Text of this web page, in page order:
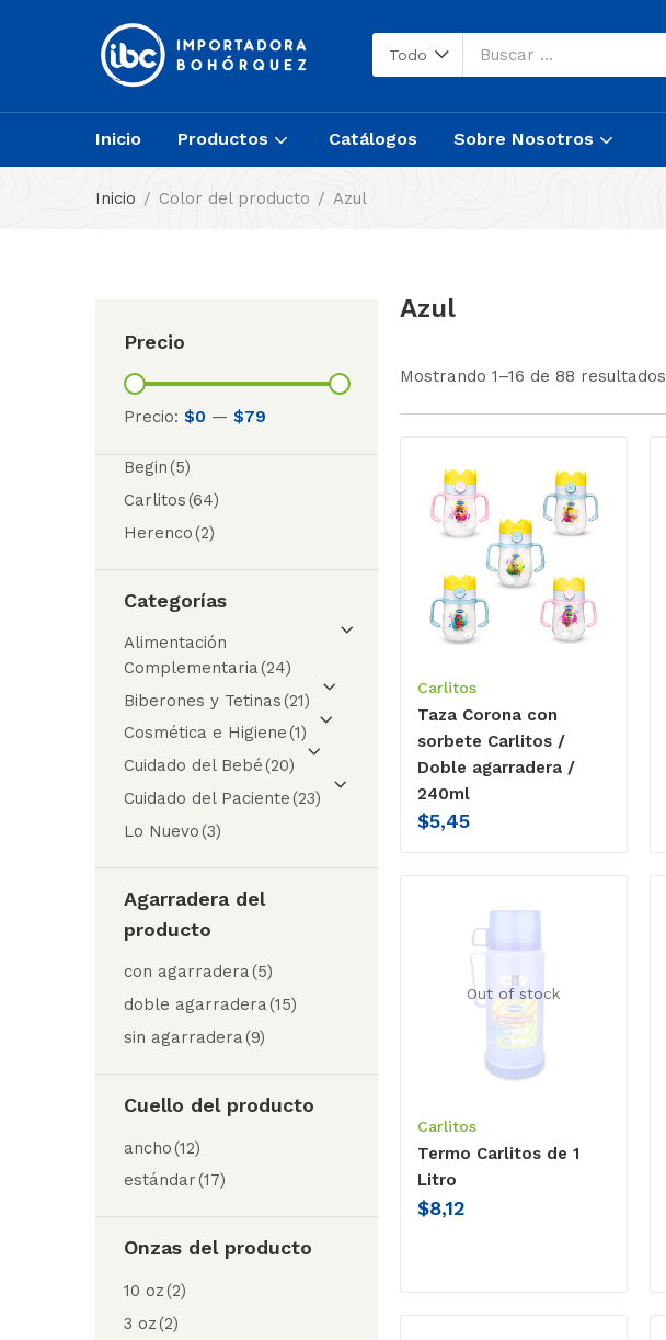
Todo
Inicio Productos Catálogos Sobre Nosotros
Inicio Color del producto Azul
Precio
Precio: $0 — $79
Begin(5)
Carlitos(64)
Herenco(2)
Categorías
Alimentación
Complementaria(24)
Biberones y Tetinas(21)
Cosmética e Higiene(1)
Cuidado del Bebé(20)
Cuidado del Paciente(23)
Lo Nuevo(3)
Agarradera del
producto
con agarradera(5)
doble agarradera(15)
sin agarradera(9)
Cuello del producto
ancho(12)
estándar(17)
Onzas del producto
10 oz(2)
3 oz(2)
Azul
Mostrando 1–16 de 88 resultados
Carlitos
Taza Corona con
sorbete Carlitos /
Doble agarradera /
240ml
$5,45
Out of stock
Carlitos
Termo Carlitos de 1
Litro
$8,12